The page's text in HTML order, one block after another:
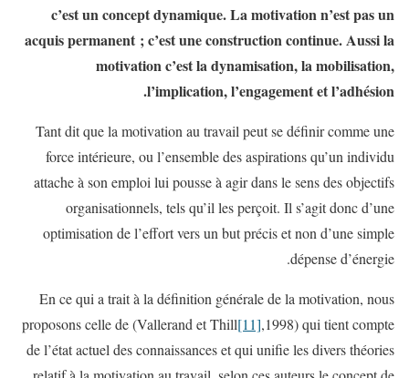
c’est un concept dynamique. La motivation n’est pas un
acquis permanent ; c’est une construction continue. Aussi la
motivation c’est la dynamisation, la mobilisation,
l’implication, l’engagement et l’adhésion.
Tant dit que la motivation au travail peut se définir comme une
force intérieure, ou l’ensemble des aspirations qu’un individu
attache à son emploi lui pousse à agir dans le sens des objectifs
organisationnels, tels qu’il les perçoit. Il s’agit donc d’une
optimisation de l’effort vers un but précis et non d’une simple
dépense d’énergie.
En ce qui a trait à la définition générale de la motivation, nous
proposons celle de (Vallerand et Thill[11],1998) qui tient compte
de l’état actuel des connaissances et qui unifie les divers théories